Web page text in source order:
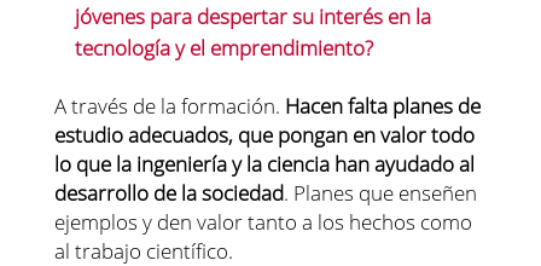
jóvenes para despertar su interés en la
tecnología y el emprendimiento?
A través de la formación. Hacen falta planes de
estudio adecuados, que pongan en valor todo
lo que la ingeniería y la ciencia han ayudado al
desarrollo de la sociedad. Planes que enseñen
ejemplos y den valor tanto a los hechos como
al trabajo científico.